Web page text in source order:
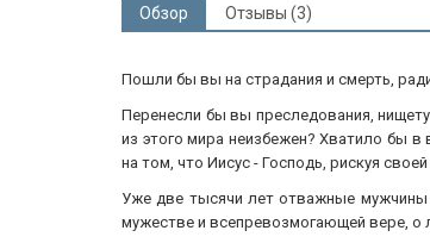
Обзор Отзывы (3)
Пошли бы вы на страдания и смерть,
Перенесли бы вы преследования,
из этого мира неизбежен? Хватило бы
на том, что Иисус - Господь, рискуя
Уже две тысячи лет отважные мужчины
мужестве и всепревозмогающей вере, о